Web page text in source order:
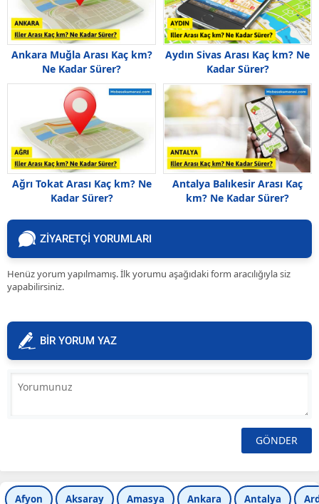
Ankara Muğla Arası Kaç km?
Ne Kadar Sürer?
Aydın Sivas Arası Kaç km? Ne
Kadar Sürer?
Ağrı Tokat Arası Kaç km? Ne
Kadar Sürer?
Antalya Balıkesir Arası Kaç
km? Ne Kadar Sürer?
ZİYARETÇİ YORUMLARI
Henüz yorum yapılmamış. İlk yorumu aşağıdaki form aracılığıyla siz
yapabilirsiniz.
BİR YORUM YAZ
Afyon Aksaray Amasya Ankara Antalya